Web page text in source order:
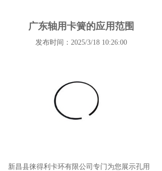
广东轴用卡簧的应用范围
发布时间：2025/3/18 10:26:00
新昌县徕得利卡环有限公司专门为您展示孔用